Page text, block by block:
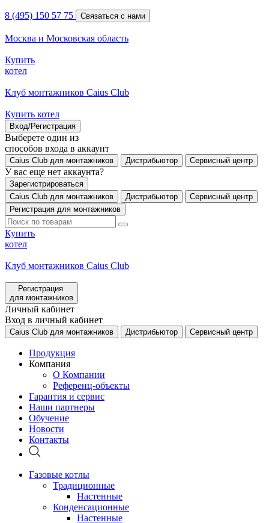
8 (495) 150 57 75 Связаться с нами
Москва и Московская область
Купить
котел
Клуб монтажников Caius Club
Купить котел
Вход/Регистрация
Выберете один из
способов входа в аккаунт
Caius Club для монтажников Дистрибьютор Сервисный центр
У вас еще нет аккаунта?
Зарегистрироваться
Caius Club для монтажников
Дистрибьютор
Сервисный центр
Регистрация для монтажников
Купить
котел
Клуб монтажников Caius Club
Регистрация
для монтажников
Личный кабинет
Вход в личный кабинет
Caius Club для монтажников Дистрибьютор Сервисный центр
Продукция
Компания
О Компании
Референц-объекты
Гарантия и сервис
Наши партнеры
Обучение
Новости
Контакты
Газовые котлы
Традиционные
Настенные
Конденсационные
Настенные